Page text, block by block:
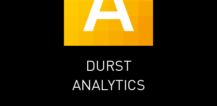
DURST
ANALYTICS